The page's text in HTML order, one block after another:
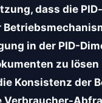
dass die
in der PID-
zu
Konsistenz der